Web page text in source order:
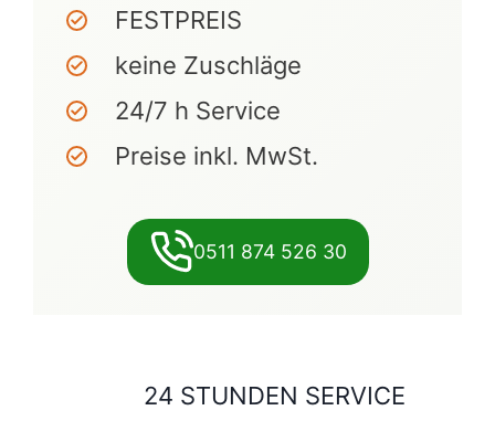
FESTPREIS
keine Zuschläge
24/7 h Service
Preise inkl. MwSt.
0511 874 526 30
24 STUNDEN SERVICE